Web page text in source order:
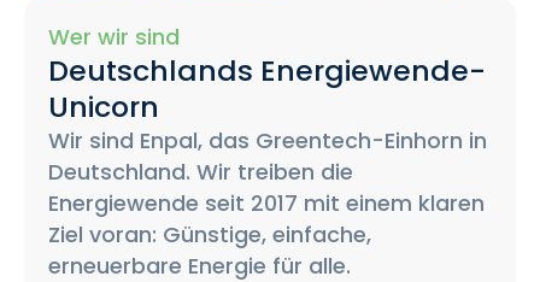
Wer wir sind
Deutschlands Energiewende-
Unicorn
Wir sind Enpal, das Greentech-Einhorn in
Deutschland. Wir treiben die
Energiewende seit 2017 mit einem klaren
Ziel voran: Günstige, einfache,
erneuerbare Energie für alle.